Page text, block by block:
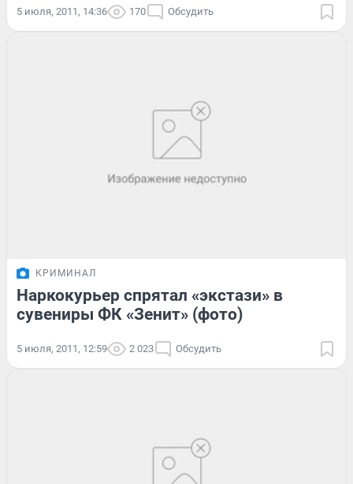
5 июля, 2011, 14:36 170 Обсудить
КРИМИНАЛ
Наркокурьер спрятал «экстази» в
сувениры ФК «Зенит» (фото)
5 июля, 2011, 12:59 2 023 Обсудить